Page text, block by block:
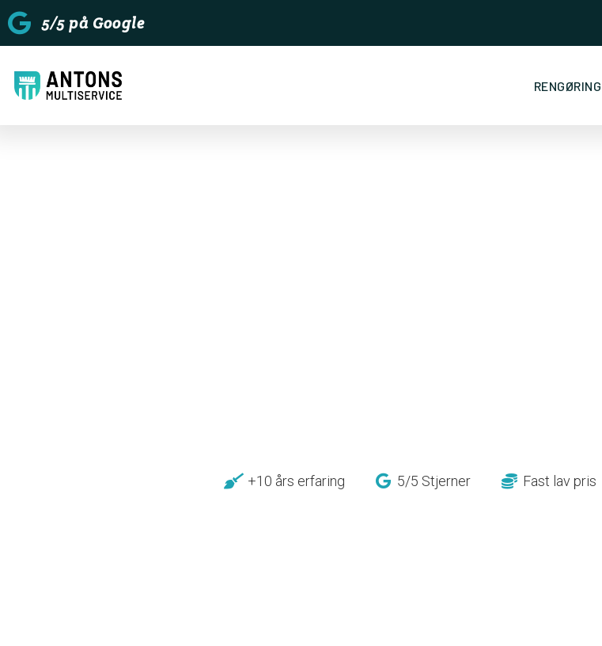
5/5 på Google
RENGØRING
+10 års erfaring 5/5 Stjerner Fast lav pris